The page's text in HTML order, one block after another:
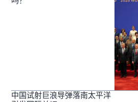
中国试射巨浪导弹落南太平洋